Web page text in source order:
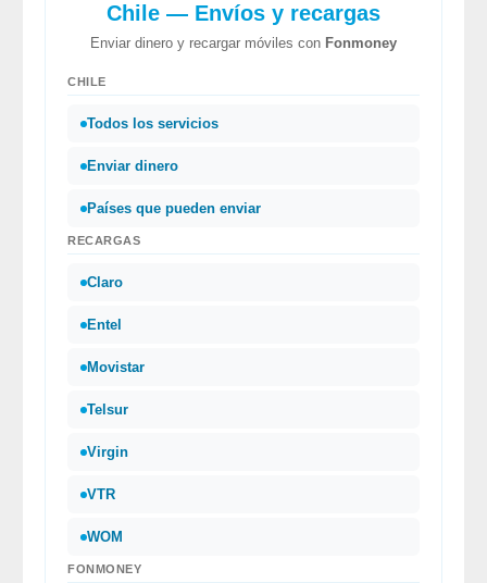
Chile — Envíos y recargas
Enviar dinero y recargar móviles con Fonmoney
CHILE
Todos los servicios
Enviar dinero
Países que pueden enviar
RECARGAS
Claro
Entel
Movistar
Telsur
Virgin
VTR
WOM
FONMONEY